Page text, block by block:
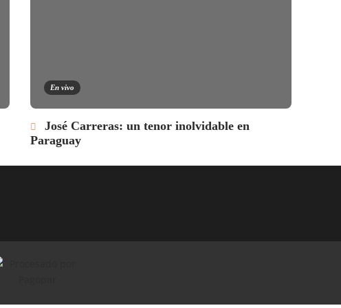
En vivo
José Carreras: un tenor inolvidable en
Paraguay